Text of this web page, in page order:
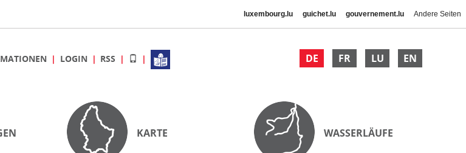
luxembourg.lu guichet.lu gouvernement.lu Andere Seiten
DE FR LU EN
LOGIN RSS
KARTE WASSERLÄUFE